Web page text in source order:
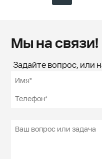
Мы на связи!
Задайте вопрос, или